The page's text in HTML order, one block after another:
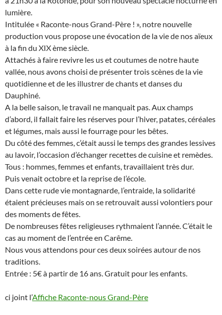
lumière.
Intitulée « Raconte-nous Grand-Père ! », notre nouvelle
production vous propose une évocation de la vie de nos aïeux
à la fin du XIX ème siècle.
Attachés à faire revivre les us et coutumes de notre haute
vallée, nous avons choisi de présenter trois scènes de la vie
quotidienne et de les illustrer de chants et danses du
Dauphiné.
A la belle saison, le travail ne manquait pas. Aux champs
d’abord, il fallait faire les réserves pour l’hiver, patates, céréales
et légumes, mais aussi le fourrage pour les bêtes.
Du côté des femmes, c’était aussi le temps des grandes lessives
au lavoir, l’occasion d’échanger recettes de cuisine et remèdes.
Tous : hommes, femmes et enfants, travaillaient très dur.
Puis venait octobre et la reprise de l’école.
Dans cette rude vie montagnarde, l’entraide, la solidarité
étaient précieuses mais on se retrouvait aussi volontiers pour
des moments de fêtes.
De nombreuses fêtes religieuses rythmaient l’année. C’était le
cas au moment de l’entrée en Carême.
Nous vous attendons pour ces deux soirées autour de nos
traditions.
Entrée : 5€ à partir de 16 ans. Gratuit pour les enfants.
ci joint l’Affiche Raconte-nous Grand-Père